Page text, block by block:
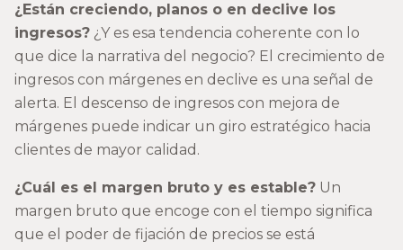
¿Están creciendo, planos o en declive los
ingresos? ¿Y es esa tendencia coherente con lo
que dice la narrativa del negocio? El crecimiento de
ingresos con márgenes en declive es una señal de
alerta. El descenso de ingresos con mejora de
márgenes puede indicar un giro estratégico hacia
clientes de mayor calidad.
¿Cuál es el margen bruto y es estable? Un
margen bruto que encoge con el tiempo significa
que el poder de fijación de precios se está